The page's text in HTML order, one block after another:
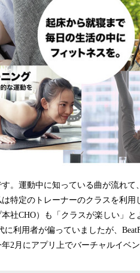
。運動中に知っている曲が流れ
特定のトレーナーのクラスを利用
社CHO）も「クラスが楽しい」と
に利用者が偏っていましたが、
2月にアプリ上でバーチャルイベン